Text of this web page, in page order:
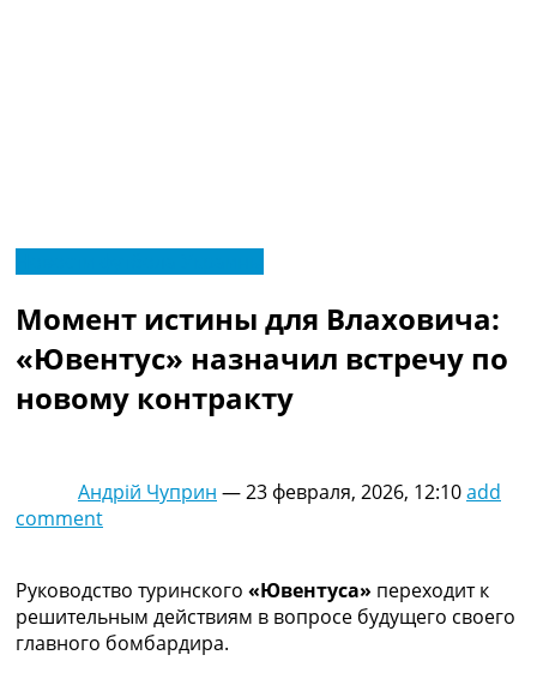
МенюНовости футбола
Видео
Трансферы
Новости футбола Украины
Логин
Рейтинги
Турниры
Чемпионат Мира
Украина. Премьер-Лига
Момент истины для Влаховича:
«Ювентус» назначил встречу по
новому контракту
Андрій Чуприн —23 февраля, 2026, 12:10add
comment
Руководство туринского «Ювентуса» переходит к
решительным действиям в вопросе будущего своего
главного бомбардира.